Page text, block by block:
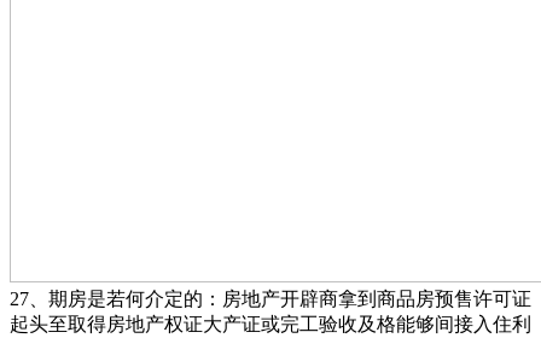
27、期房是若何介定的：房地产开辟商拿到商品房预售许可证
起头至取得房地产权证大产证或完工验收及格能够间接入住利